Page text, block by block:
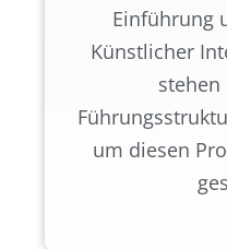
Einführung
Künstlicher
stehen
um diesen